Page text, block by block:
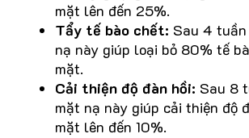
mặt lên đến 25%.
Tẩy tế bào chết: Sau 4
nạ này giúp loại bỏ 80% tế
mặt.
Cải thiện độ đàn hồi: Sau 8
mặt nạ này giúp cải thiện độ
mặt lên đến 10%.